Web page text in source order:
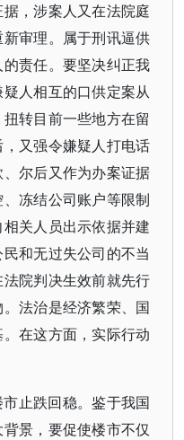
，涉案人又在法院庭
审理。属于刑讯逼供
责任。要坚决纠正我
人相互的口供定案从
转目前一些地方在留
又强令嫌疑人打电话
尔后又作为办案证据
冻结公司账户等限制
关人员出示依据并建
和无过失公司的不当
院判决生效前就先行
法治是经济繁荣、国
在这方面，实际行动
止跌回稳。鉴于我国
景，要促使楼市不仅